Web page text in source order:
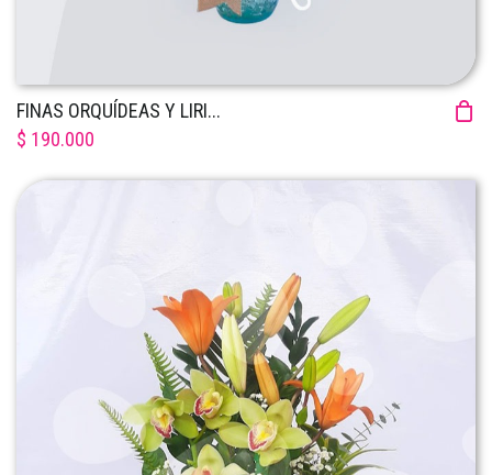
FINAS ORQUÍDEAS Y LIRI...
$ 190.000